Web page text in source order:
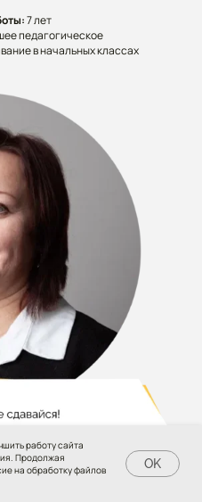
7 лет
педагогическое
в начальных классах
работу сайта
Продолжая
на обработку файлов
OK